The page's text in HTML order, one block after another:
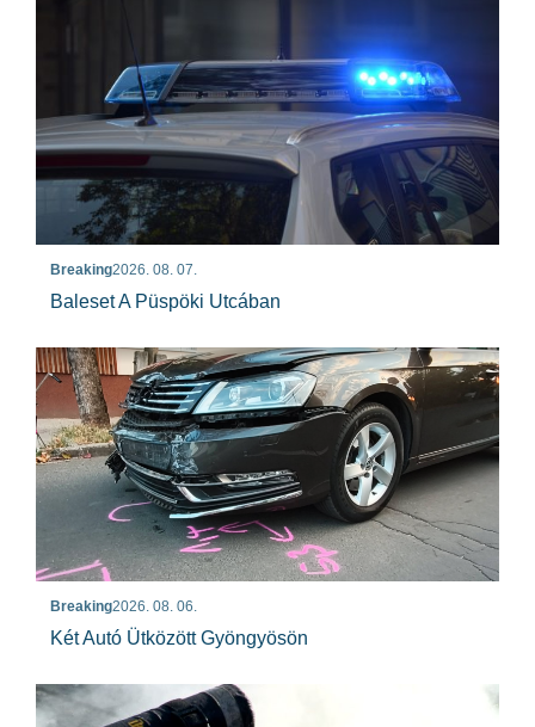
Breaking2026. 08. 07.
Baleset A Püspöki Utcában
Breaking2026. 08. 06.
Két Autó Ütközött Gyöngyösön